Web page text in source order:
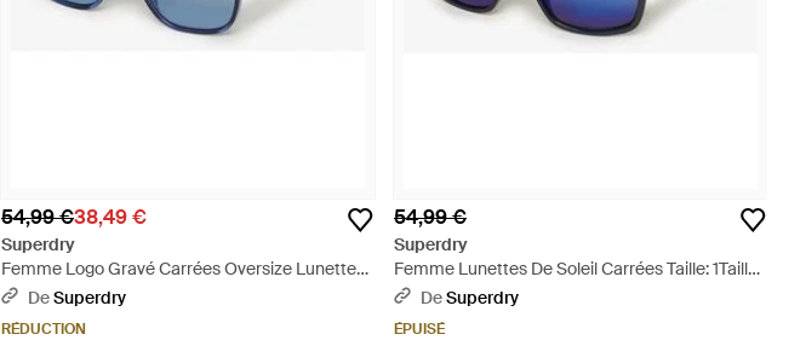
54,99 €38,49 €
Superdry
Femme Logo Gravé Carrées Oversize Lunettes
De Soleil - Bleu
DeSuperdry
RÉDUCTION
54,99 €
Superdry
Femme Lunettes De Soleil Carrées Taille: 1Taille
- Bleu
DeSuperdry
ÉPUISÉ